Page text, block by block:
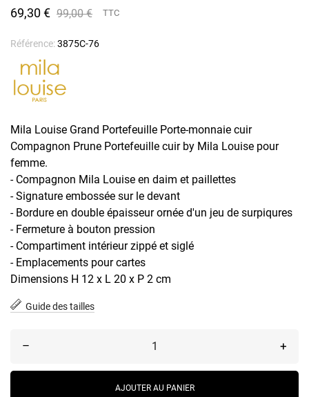
69,30 € 99,00 € TTC
Référence:3875C-76
Mila Louise Grand Portefeuille Porte-monnaie cuir
Compagnon Prune Portefeuille cuir by Mila Louise pour
femme.
- Compagnon Mila Louise en daim et paillettes
- Signature embossée sur le devant
- Bordure en double épaisseur ornée d'un jeu de surpiqures
- Fermeture à bouton pression
- Compartiment intérieur zippé et siglé
- Emplacements pour cartes
Dimensions H 12 x L 20 x P 2 cm
Guide des tailles
– +
AJOUTER AU PANIER